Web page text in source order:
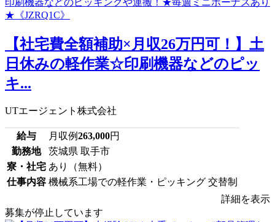
【社宅費全額補助×月収26万円可！】土
日休みの軽作業☆印刷機器などのピッ
キ...
UTエージェント株式会社
給与 月収例263,000円
勤務地
茨城県 取手市
寮・社宅 あり（無料）
仕事内容 機械系工場での軽作業・ピッキング 交替制
詳細を表示
募集が停止しています